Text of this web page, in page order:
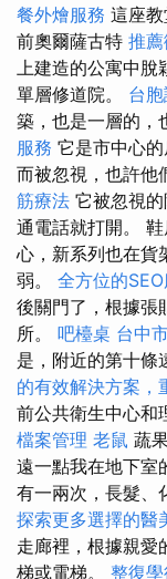
餐外燴服務 這座
前奧爾薩古特 推
上建造的公寓中脫
單層修道院。 台
築，也是一層的，
服務 它是市中心
而被忽視，也許他
筋療法 它被忽視
通電話就打開。
心，新系列也在貨
弱。 全方位的
後關門了，根據張
所。 吧檯桌 台中
是，附近的第十條
的有效解決方案，
前公共衛生中心和
檔案管理 老鼠 蔬
遠一點我在地下室
有一兩次，長髮、
探索更多選擇的醫
走廊裡，根據親愛
梯或電梯。 整復